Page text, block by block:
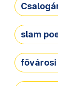
slam